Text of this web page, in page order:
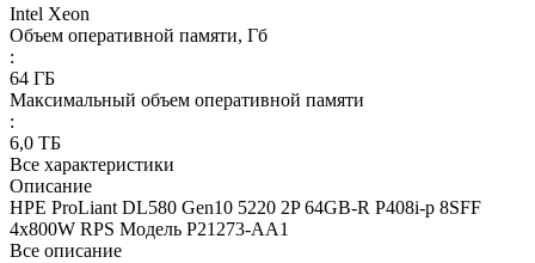
Intel Xeon
Объем оперативной памяти, Гб
:
64 ГБ
Максимальный объем оперативной памяти
:
6,0 ТБ
Все характеристики
Описание
HPE ProLiant DL580 Gen10 5220 2P 64GB-R P408i-p 8SFF
4x800W RPS Модель P21273-AA1
Все описание